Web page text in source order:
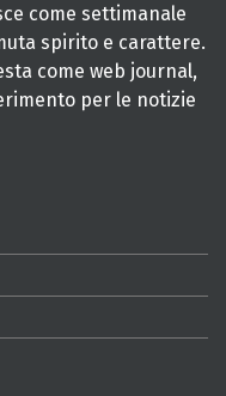
come settimanale
spirito e carattere.
come web journal,
per le notizie